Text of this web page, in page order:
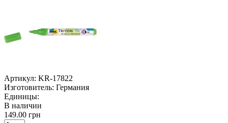
Артикул: KR-17822
Изготовитель: Германия
Единицы:
В наличии
149.00 грн